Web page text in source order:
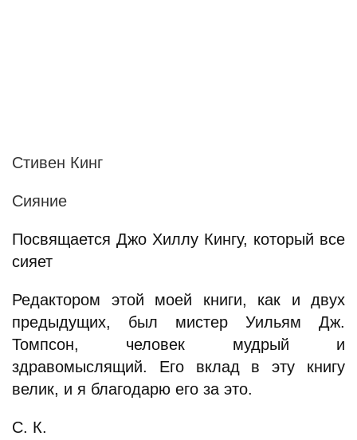
Стивен Кинг
Сияние
Посвящается Джо Хиллу Кингу, который все
сияет
Редактором этой моей книги, как и двух
предыдущих, был мистер Уильям Дж.
Томпсон, человек мудрый и
здравомыслящий. Его вклад в эту книгу
велик, и я благодарю его за это.
С. К.